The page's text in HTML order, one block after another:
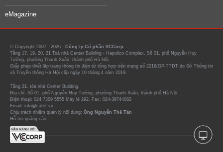
eMagazine
© Copyright 2007 - 2026 - Công ty Cổ phần VCCorp.
Tầng 17, 19, 20, 21 Toà nhà Center Building - Hapulico Complex, Số 01, phố Nguyễn Huy
Tưởng, phường Thanh Xuân, thành phố Hà Nội
Giấy phép thiết lập trang thông tin điện tử tổng hợp trên mạng số 2216/GP-TTĐT do Sở Thông tin
và Truyền thông Hà Nội cấp ngày 10 tháng 4 năm 2019.
Tầng 21, tòa nhà Center Building.
Địa chỉ: Số 01, phố Nguyễn Huy Tưởng, phường Thanh Xuân, thành phố Hà Nội
Điện thoại: 024 7309 5555 Máy lẻ 292. Fax: 024-39744082
Email: info@cafef.vn
Chịu trách nhiệm quản lý nội dung: Ông Nguyễn Thế Tân
Hỗ trợ quảng cáo :